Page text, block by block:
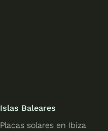
Islas Baleares
Placas solares en Ibiza